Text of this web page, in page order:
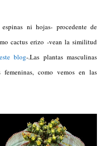
ni hojas- procedente de
cactus erizo -vean la similitud
blog-.Las plantas masculinas
como vemos en las